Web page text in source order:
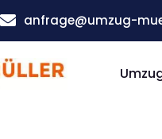
anfrage@umzug-